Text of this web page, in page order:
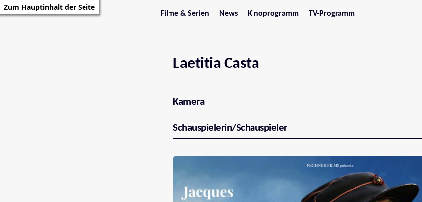
Zum Hauptinhalt der Seite
Filme & Serien
Trailer
Serienarchiv
News
Stars
Kinoprogramm
Jetzt im Kino
Oberösterreich
Tirol
Vorarlberg
TV-Programm
Laetitia Casta
Kamera
Schauspielerin/Schauspieler